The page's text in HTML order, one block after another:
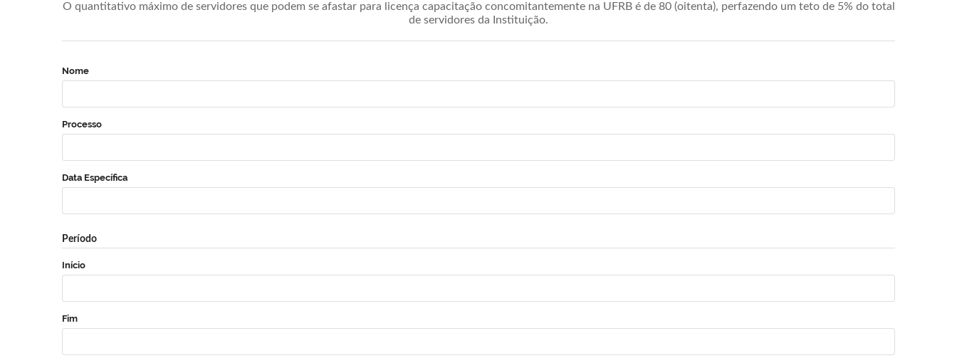
O quantitativo máximo de servidores que podem se afastar para licença capacitação concomitantemente na UFRB é de 80 (oitenta), perfazendo um teto de 5% do total
de servidores da Instituição.
Nome
Processo
Data Específica
Período
Início
Fim